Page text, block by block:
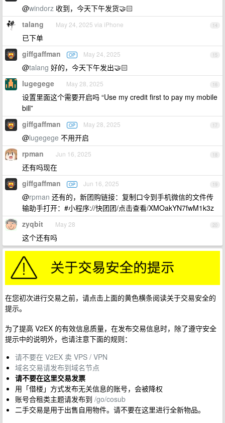
@windorz 收到，今天下午发货🤝🏻
14
talang May 24, 2025 via iPhone
已下单
15
giffgaffman OP May 24, 2025
@talang 好的，今天下午发出🤝🏻
16
lugegege May 28, 2025
设置里面这个需要开启吗 “Use my credit first to pay my mobile
bill”
17
giffgaffman OP May 28, 2025
@lugegege 不用开启
18
rpman Jun 16, 2025
还有吗现在
19
giffgaffman OP Jun 16, 2025
@rpman 还有的，新团购链接：复制口令到手机微信的文件传
输助手打开：#小程序://快团团/点击查看/XMOakYN7fwM1k3z
20
zyqbit May 28
这个还有吗
在您初次进行交易之前，请点击上面的黄色横条阅读关于交易安全的
提示。
为了提高 V2EX 的有效信息质量，在发布交易信息时，除了遵守安全
提示中的说明外，也请注意下面的规则：
请不要在 V2EX 卖 VPS / VPN
域名交易请发布到域名节点
请不要在这里交易发票
用「借楼」方式发布无关信息的账号，会被降权
账号合租类主题请发布到 /go/cosub
二手交易是用于出售自用物件。请不要在这里进行全新物品。